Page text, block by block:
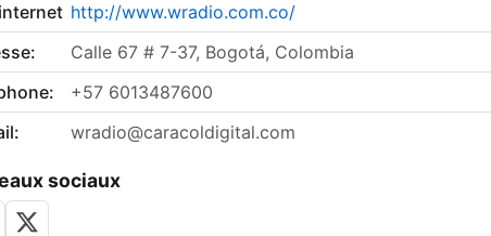
http://www.wradio.com.co/
Calle 67 # 7-37, Bogotá, Colombia
+57 6013487600
wradio@caracoldigital.com
sociaux